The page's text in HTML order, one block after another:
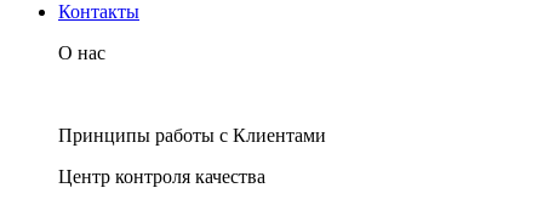
Контакты
О нас
Принципы работы с Клиентами
Центр контроля качества